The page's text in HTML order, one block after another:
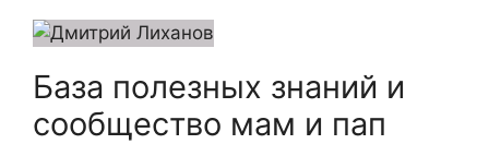
База полезных знаний и
сообщество мам и пап